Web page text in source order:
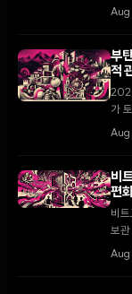
단
Aug
부
적
가
순
비
편
비
보
시
Aug